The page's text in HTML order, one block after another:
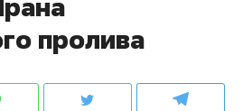
пролива